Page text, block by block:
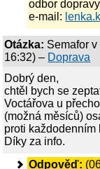
odbor
e-mail:
Otázka: Semafor
16:32) – Doprava
Dobrý den,
chtěl bych se
Voctářova u
(možná měsíců)
proti každodenním
Díky za info.
Odpověď: